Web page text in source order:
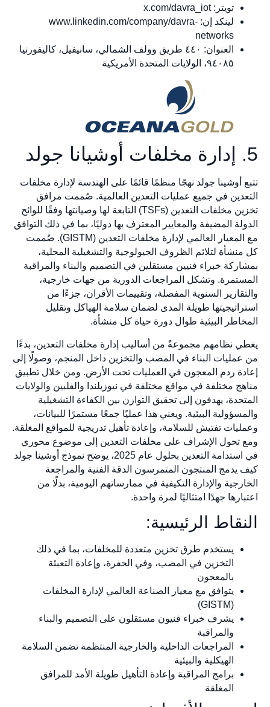
تويتر: x.com/davra_iot
لينكد إن: www.linkedin.com/company/davra-
networks
العنوان: ٤٤٠ طريق وولف الشمالي، سانيفيل، كاليفورنيا
٩٤٠٨٥، الولايات المتحدة الأمريكية
5. إدارة مخلفات أوشيانا جولد
تتبع أوشينا جولد نهجًا منظمًا قائمًا على الهندسة لإدارة مخلفات
التعدين في جميع عمليات التعدين العالمية. صُممت مرافق
تخزين مخلفات التعدين (TSFs) التابعة لها وصيانتها وفقًا للوائح
الدولة المضيفة والمعايير المعترف بها دوليًا، بما في ذلك التوافق
مع المعيار العالمي لإدارة مخلفات التعدين (GISTM). صُممت
كل منشأة لتلائم الظروف الجيولوجية والتشغيلية المحلية،
بمشاركة خبراء فنيين مستقلين في التصميم والبناء والمراقبة
المستمرة. وتشكل المراجعات الدورية من جهات خارجية،
والتقارير السنوية المفصلة، وتقييمات الأقران، جزءًا من
استراتيجيتها طويلة المدى لضمان سلامة الهياكل وتقليل
المخاطر البيئية طوال دورة حياة كل منشأة.
يغطي نظامهم مجموعةً من أساليب إدارة مخلفات التعدين، بدءًا
من عمليات البناء في المصب والتخزين داخل المنجم، وصولًا إلى
إعادة ردم المعجون في العمليات تحت الأرض. ومن خلال تطبيق
مناهج مختلفة في مواقع مختلفة في نيوزيلندا والفلبين والولايات
المتحدة، يهدفون إلى تحقيق التوازن بين الكفاءة التشغيلية
والمسؤولية البيئية. ويعني هذا عمليًا جمعًا مستمرًا للبيانات،
وعمليات تفتيش للسلامة، وإعادة تأهيل تدريجية للمواقع المغلقة.
ومع تحول الإشراف على مخلفات التعدين إلى موضوع محوري
في استدامة التعدين بحلول عام 2025، يوضح نموذج أوشينا جولد
كيف يدمج المنتجون المتمرسون الدقة الفنية والمراجعة
الخارجية والإدارة التكيفية في ممارساتهم اليومية، بدلًا من
اعتبارها جهدًا امتثاليًا لمرة واحدة.
النقاط الرئيسية:
يستخدم طرق تخزين متعددة للمخلفات، بما في ذلك
التخزين في المصب، وفي الحفرة، وإعادة التعبئة
بالمعجون
يتوافق مع معيار الصناعة العالمي لإدارة المخلفات
(GISTM)
يشرف خبراء فنيون مستقلون على التصميم والبناء
والمراقبة
المراجعات الداخلية والخارجية المنتظمة تضمن السلامة
الهيكلية والبيئية
برامج المراقبة وإعادة التأهيل طويلة الأمد للمرافق
المغلقة